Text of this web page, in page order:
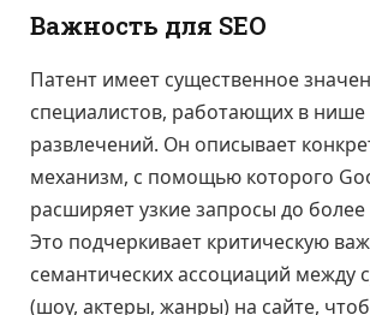
Важность для SEO
Патент имеет существенное
специалистов, работающих в
развлечений. Он описывает
механизм, с помощью которого
расширяет узкие запросы до
Это подчеркивает критическую
семантических ассоциаций между
(шоу, актеры, жанры) на сайте,